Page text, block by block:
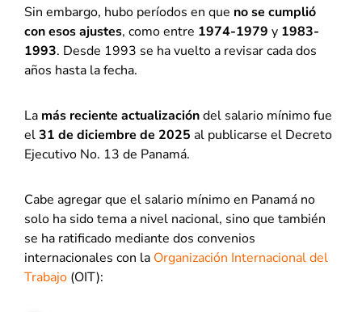
Sin embargo, hubo períodos en que no se cumplió
con esos ajustes, como entre 1974-1979 y 1983-
1993. Desde 1993 se ha vuelto a revisar cada dos
años hasta la fecha.
La más reciente actualizacióndel salario mínimo fue
el31 de diciembre de 2025 al publicarse el Decreto
Ejecutivo No. 13 de Panamá.
Cabe agregar que el salario mínimo en Panamá no
solo ha sido tema a nivel nacional, sino que también
se ha ratificado mediante dos convenios
internacionales con la Organización Internacional del
Trabajo (OIT):